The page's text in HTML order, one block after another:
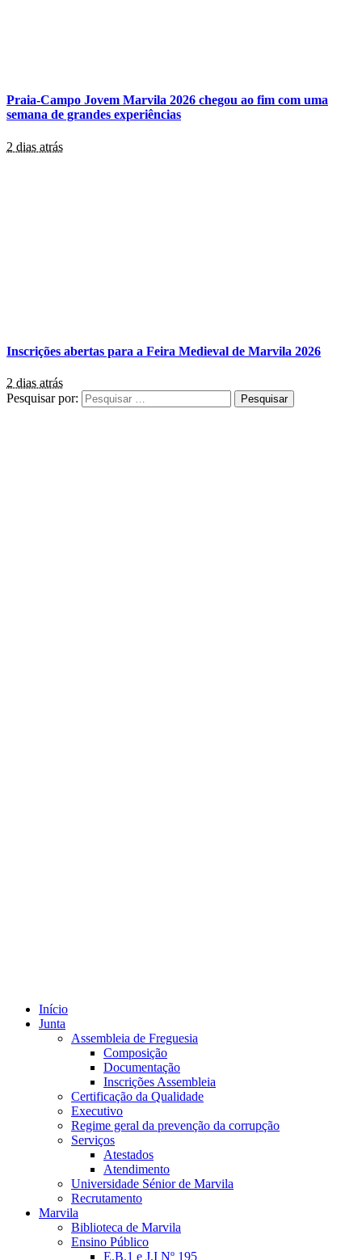
Praia-Campo Jovem Marvila 2026 chegou ao fim com uma
semana de grandes experiências
2 dias atrás
Inscrições abertas para a Feira Medieval de Marvila 2026
2 dias atrás
Pesquisar por:
Início
Junta
Assembleia de Freguesia
Composição
Documentação
Inscrições Assembleia
Certificação da Qualidade
Executivo
Regime geral da prevenção da corrupção
Serviços
Atestados
Atendimento
Universidade Sénior de Marvila
Recrutamento
Marvila
Biblioteca de Marvila
Ensino Público
E.B.1 e J.I Nº 195